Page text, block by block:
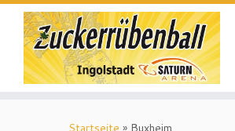
Startseite » Buxheim